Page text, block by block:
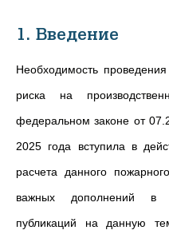
1. Введение
Необходимость
риска на
федеральном законе от
2025 года вступила в
расчета данного
важных дополнений в
публикаций на данную